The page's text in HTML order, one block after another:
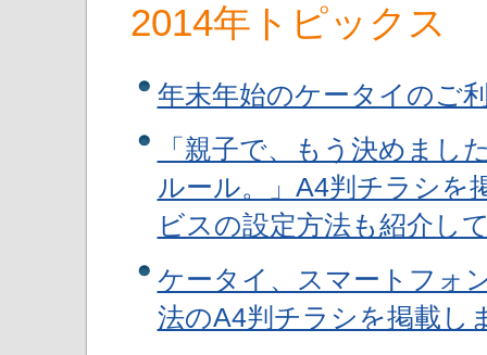
2014年トピックス
年末年始のケータイのご
「親子で、もう決めまし
ルール。」A4判チラシを
ビスの設定方法も紹介し
ケータイ、スマートフォ
法のA4判チラシを掲載し